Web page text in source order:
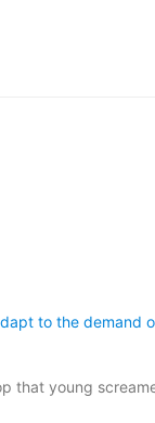
to the demand
that young